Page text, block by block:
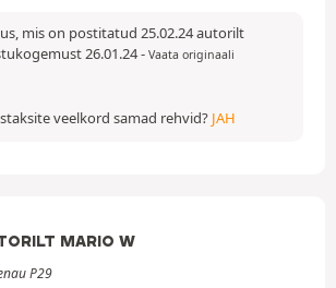
mis on postitatud 25.02.24 autorilt
26.01.24- Vaata originaali
veelkord samad rehvid? JAH
MARIO W
P29